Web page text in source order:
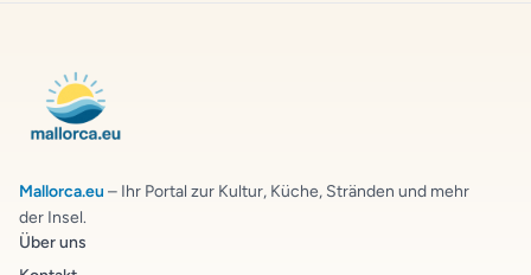
Mallorca.eu – Ihr Portal zur Kultur, Küche, Stränden und mehr
der Insel.
Über uns